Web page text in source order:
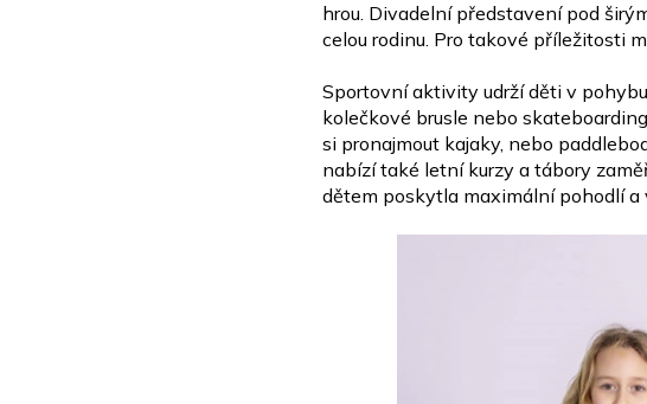
hrou. Divadelní představení pod
celou rodinu. Pro takové příležitosti
Sportovní aktivity udrží děti v
kolečkové brusle nebo
si pronajmout kajaky, nebo
nabízí také letní kurzy a tábory
dětem poskytla maximální pohodlí a